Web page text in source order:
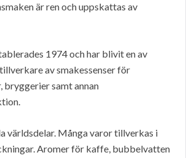
är ren och uppskattas av
1974 och har blivit en av
av smakessenser för
bryggerier samt annan
världsdelar. Många varor tillverkas i
Aromer för kaffe, bubbelvatten